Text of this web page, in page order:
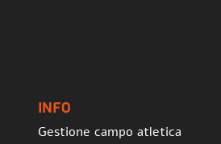
INFO
Gestione campo atletica